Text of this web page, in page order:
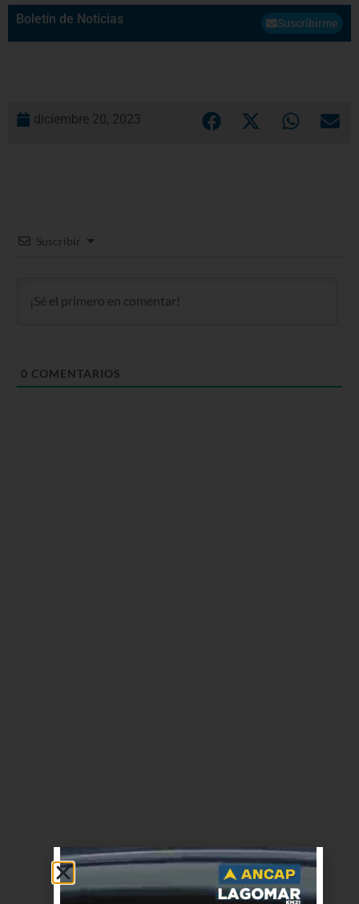
Boletín de Noticias Suscribirme
diciembre 20, 2023
Suscribir
0 COMENTARIOS